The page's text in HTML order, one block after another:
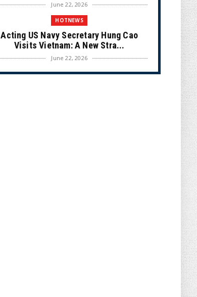
June 22, 2026
HOTNEWS
Acting US Navy Secretary Hung Cao
Visits Vietnam: A New Stra...
June 22, 2026
CULTURE